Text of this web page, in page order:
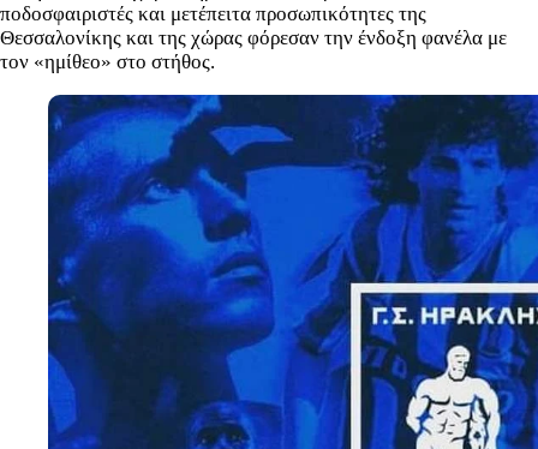
ποδοσφαιριστές και μετέπειτα προσωπικότητες της
Θεσσαλονίκης και της χώρας φόρεσαν την ένδοξη φανέλα με
τον «ημίθεο» στο στήθος.